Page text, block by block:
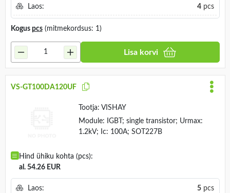
Laos: 4pcs
Kogus pcs(mitmekordsus: 1)
Lisa korvi
VS-GT100DA120UF
Tootja: VISHAY
Module: IGBT; single transistor; Urmax:
1.2kV; Ic: 100A; SOT227B
Hind ühiku kohta (pcs):
al. 54.26 EUR
Laos: 5pcs